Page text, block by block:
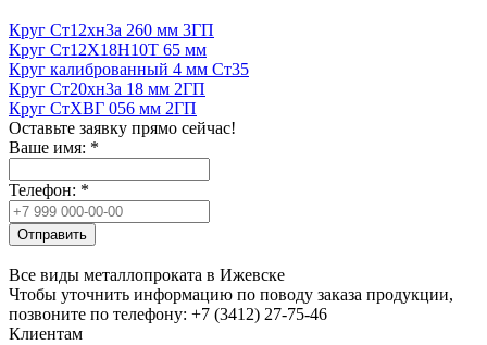
Круг Ст12хн3а 260 мм 3ГП
Круг Ст12Х18Н10Т 65 мм
Круг калиброванный 4 мм Ст35
Круг Ст20хн3а 18 мм 2ГП
Круг СтХВГ 056 мм 2ГП
Оставьте заявку прямо сейчас!
Ваше имя: *
Телефон: *
Отправить
Все виды металлопроката в Ижевске
Чтобы уточнить информацию по поводу заказа продукции,
позвоните по телефону: +7 (3412) 27-75-46
Клиентам